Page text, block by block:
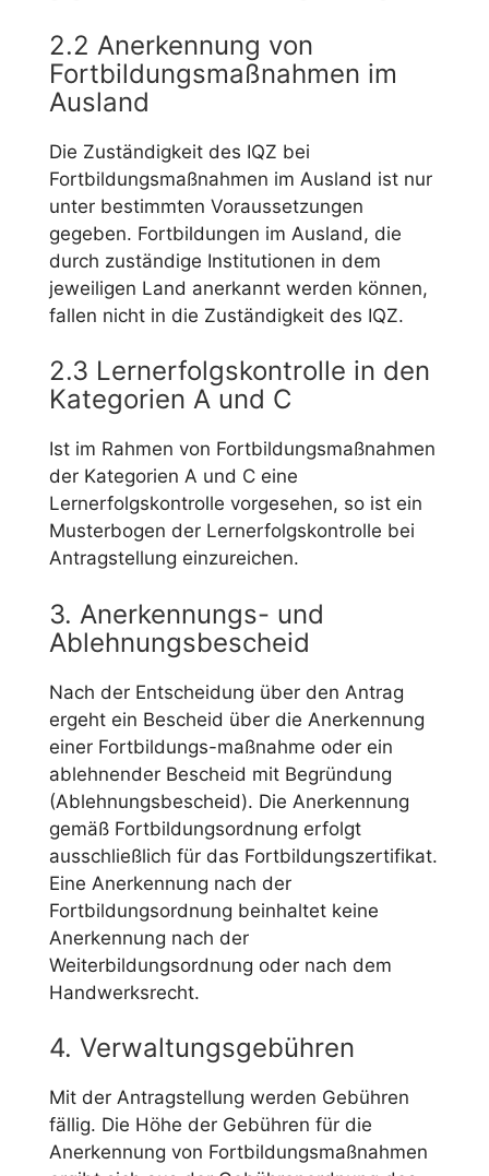
2.2 Anerkennung von
Fortbildungsmaßnahmen im
Ausland
Die Zuständigkeit des IQZ bei
Fortbildungsmaßnahmen im Ausland ist nur
unter bestimmten Voraussetzungen
gegeben. Fortbildungen im Ausland, die
durch zuständige Institutionen in dem
jeweiligen Land anerkannt werden können,
fallen nicht in die Zuständigkeit des IQZ.
2.3 Lernerfolgskontrolle in den
Kategorien A und C
Ist im Rahmen von Fortbildungsmaßnahmen
der Kategorien A und C eine
Lernerfolgskontrolle vorgesehen, so ist ein
Musterbogen der Lernerfolgskontrolle bei
Antragstellung einzureichen.
3. Anerkennungs- und
Ablehnungsbescheid
Nach der Entscheidung über den Antrag
ergeht ein Bescheid über die Anerkennung
einer Fortbildungs-maßnahme oder ein
ablehnender Bescheid mit Begründung
(Ablehnungsbescheid). Die Anerkennung
gemäß Fortbildungsordnung erfolgt
ausschließlich für das Fortbildungszertifikat.
Eine Anerkennung nach der
Fortbildungsordnung beinhaltet keine
Anerkennung nach der
Weiterbildungsordnung oder nach dem
Handwerksrecht.
4. Verwaltungsgebühren
Mit der Antragstellung werden Gebühren
fällig. Die Höhe der Gebühren für die
Anerkennung von Fortbildungsmaßnahmen